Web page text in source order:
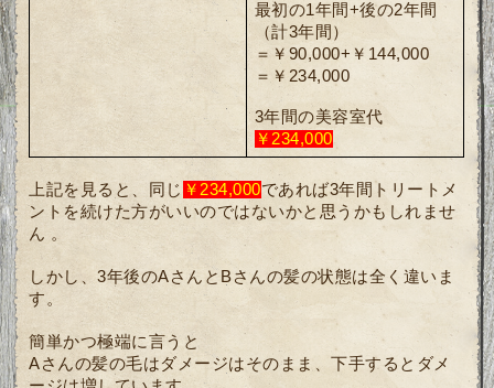
最初の1年間+後の2年間
（計3年間）
＝￥90,000+￥144,000
＝￥234,000
3年間の美容室代
￥234,000
上記を見ると、同じ ￥234,000であれば3年間トリートメ
ントを続けた方がいいのではないかと思うかもしれませ
ん 。
しかし、3年後のAさんとBさんの髪の状態は全く違いま
す。
簡単かつ極端に言うと
Aさんの髪の毛はダメージはそのまま、下手するとダメ